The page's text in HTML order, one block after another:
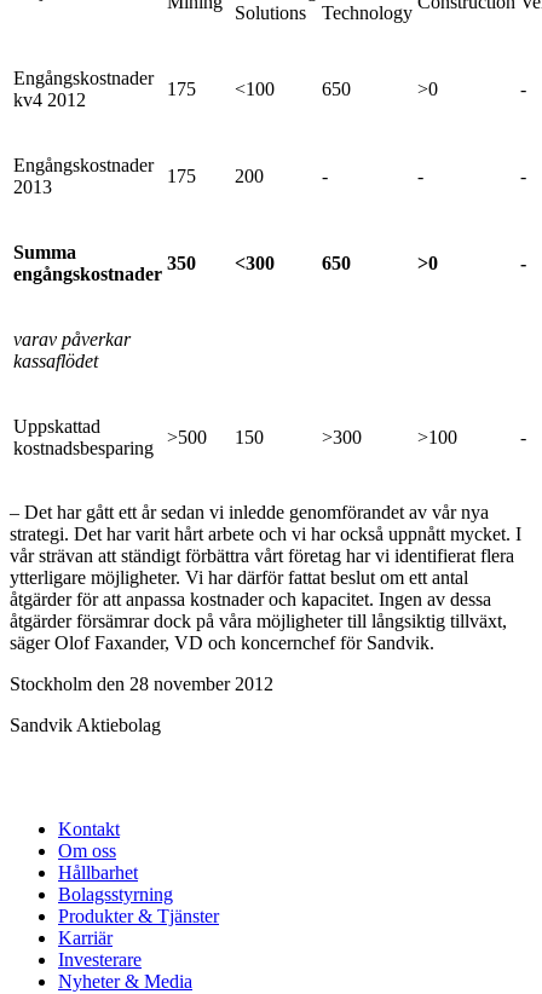
Solutions
Technology
Engångskostnader
kv4 2012
175 <100 650 >0 -
Engångskostnader
2013
175 200 - - -
Summa
engångskostnader
350 <300 650 >0 -
varav påverkar
kassaflödet
Uppskattad
kostnadsbesparing
>500 150 >300 >100 -
– Det har gått ett år sedan vi inledde genomförandet av vår nya
strategi. Det har varit hårt arbete och vi har också uppnått mycket. I
vår strävan att ständigt förbättra vårt företag har vi identifierat flera
ytterligare möjligheter. Vi har därför fattat beslut om ett antal
åtgärder för att anpassa kostnader och kapacitet. Ingen av dessa
åtgärder försämrar dock på våra möjligheter till långsiktig tillväxt,
säger Olof Faxander, VD och koncernchef för Sandvik.
Stockholm den 28 november 2012
Sandvik Aktiebolag
Kontakt
Om oss
Hållbarhet
Bolagsstyrning
Produkter & Tjänster
Karriär
Investerare
Nyheter & Media